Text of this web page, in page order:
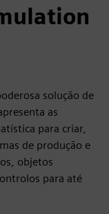
solução de
as
para criar,
de produção e
objetos
para até